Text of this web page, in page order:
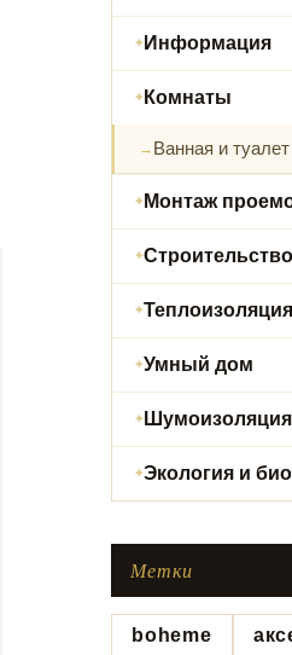
Информация
Комнаты
Ванная и туалет
Монтаж
Строительство
Теплоизоляция
Умный дом
Шумоизоляция
Экология и
Метки
boheme